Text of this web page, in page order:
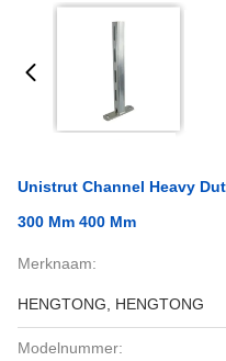
Unistrut Channel Heavy
300 Mm 400 Mm
Merknaam:
HENGTONG, HENGTONG
Modelnummer: